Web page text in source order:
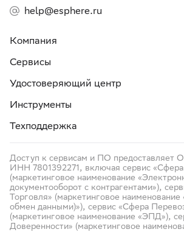
Компания
Сервисы
Удостоверяющий центр
Инструменты
Техподдержка
help@esphere.ru
Доступ к сервисам и ПО предоставляет
ИНН 7801392271, включая сервис
(маркетинговое наименование
документооборот с контрагентами»),
Торговля» (маркетинговое наименование
обмен данными)»), сервис «Сфера
(маркетинговое наименование «ЭПД»),
Доверенности» (маркетинговое